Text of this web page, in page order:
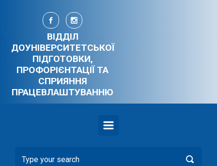
Skip to main content
ВІДДІЛ
ДОУНІВЕРСИТЕТСЬКОЇ
ПІДГОТОВКИ,
ПРОФОРІЄНТАЦІЇ ТА
СПРИЯННЯ
ПРАЦЕВЛАШТУВАННЮ